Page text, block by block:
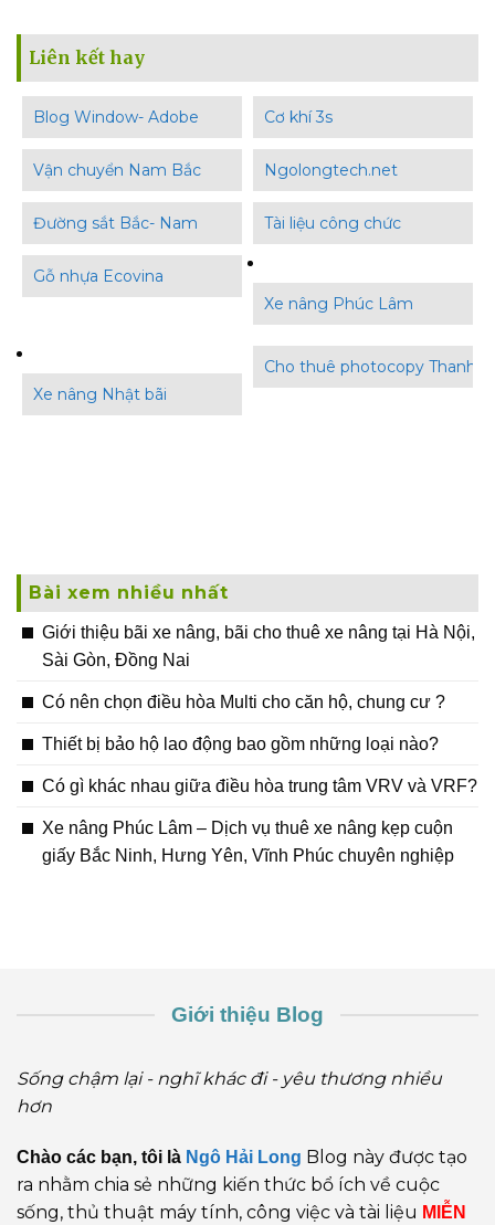
Liên kết hay
Blog Window- Adobe Cơ khí 3s
Vận chuyển Nam Bắc Ngolongtech.net
Đường sắt Bắc- Nam Tài liệu công chức
Gỗ nhựa Ecovina
Xe nâng Phúc Lâm
Xe nâng Nhật bãi
Cho thuê photocopy Thanh
Bài xem nhiều nhất
Giới thiệu bãi xe nâng, bãi cho thuê xe nâng tại Hà Nội,
Sài Gòn, Đồng Nai
Có nên chọn điều hòa Multi cho căn hộ, chung cư ?
Thiết bị bảo hộ lao động bao gồm những loại nào?
Có gì khác nhau giữa điều hòa trung tâm VRV và VRF?
Xe nâng Phúc Lâm – Dịch vụ thuê xe nâng kẹp cuộn
giấy Bắc Ninh, Hưng Yên, Vĩnh Phúc chuyên nghiệp
Giới thiệu Blog
Sống chậm lại - nghĩ khác đi - yêu thương nhiều
hơn
Chào các bạn, tôi là Ngô Hải Long Blog này được tạo
ra nhằm chia sẻ những kiến thức bổ ích về cuộc
sống, thủ thuật máy tính, công việc và tài liệu MIỄN